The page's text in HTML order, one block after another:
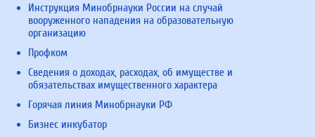
Инструкция Минобрнауки России на случай
вооруженного нападения на образовательную
организацию
Профком
Сведения о доходах, расходах, об имуществе и
обязательствах имущественного характера
Горячая линия Минобрнауки РФ
Бизнес инкубатор